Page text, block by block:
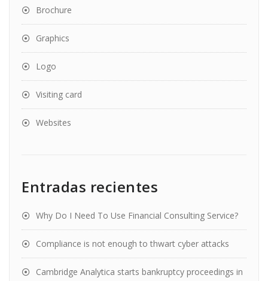
Brochure
Graphics
Logo
Visiting card
Websites
Entradas recientes
Why Do I Need To Use Financial Consulting Service?
Compliance is not enough to thwart cyber attacks
Cambridge Analytica starts bankruptcy proceedings in